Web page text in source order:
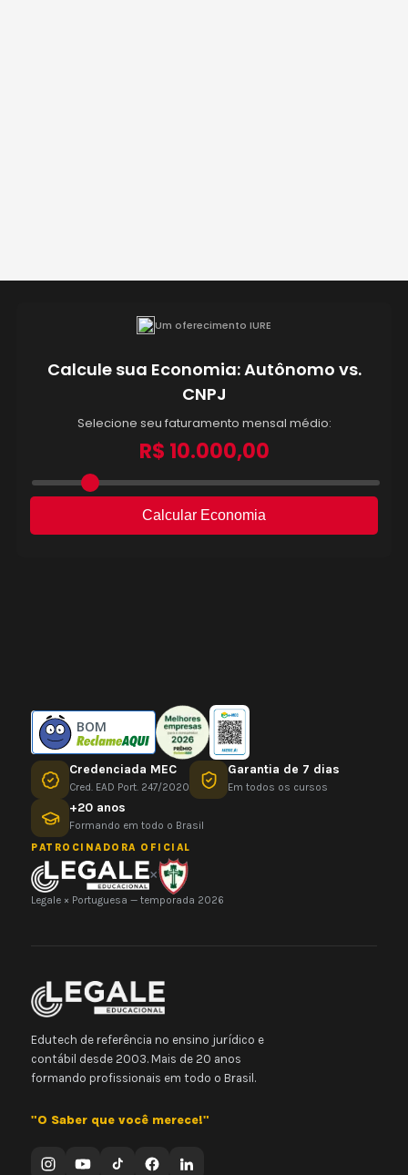
BOM
Credenciada MEC
Cred. EAD Port. 247/2020
Garantia de 7 dias
Em todos os cursos
+20 anos
Formando em todo o Brasil
PATROCINADORA OFICIAL
×
Legale × Portuguesa — temporada 2026
Edutech de referência no ensino jurídico e
contábil desde 2003. Mais de 20 anos
formando profissionais em todo o Brasil.
"O Saber que você merece!"